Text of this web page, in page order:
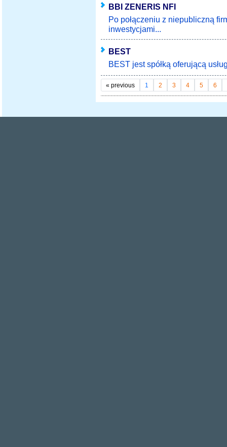
BBI ZENERIS NFI
Po połączeniu z niepubliczną
inwestycjami...
BEST
BEST jest spółką oferującą
« previous 1 2 3 4 5 6